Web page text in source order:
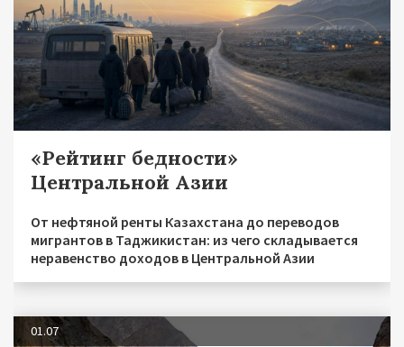
«Рейтинг бедности»
Центральной Азии
От нефтяной ренты Казахстана до переводов
мигрантов в Таджикистан: из чего складывается
неравенство доходов в Центральной Азии
01.07